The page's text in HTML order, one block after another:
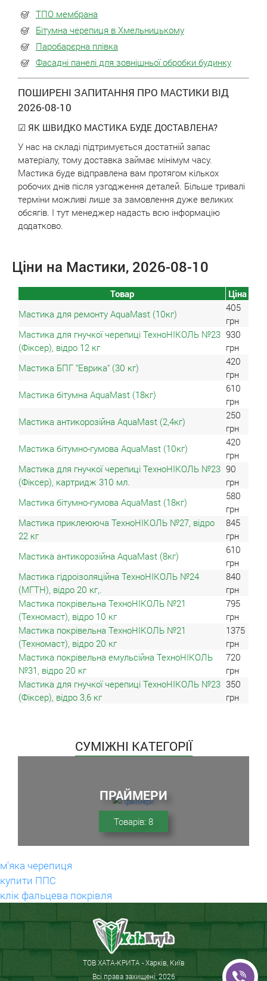
ТПО мембрана
Бітумна черепиця в Хмельницькому
Паробарєрна плівка
Фасадні панелі для зовнішньої обробки будинку
ПОШИРЕНІ ЗАПИТАННЯ ПРО МАСТИКИ ВІД
2026-08-10
☑ ЯК ШВИДКО МАСТИКА БУДЕ ДОСТАВЛЕНА?
У нас на складі підтримується достатній запас
матеріалу, тому доставка займає мінімум часу.
Мастика буде відправлена вам протягом кількох
робочих днів після узгодження деталей. Більше тривалі
терміни можливі лише за замовлення дуже великих
обсягів. І тут менеджер надасть всю інформацію
додатково.
Ціни на Мастики, 2026-08-10
Товар
Ціна
Мастика для ремонту AquaMast (10кг)
405
грн
Мастика для гнучкої черепиці ТехноНІКОЛЬ №23
(Фіксер), відро 12 кг
930
грн
Мастика БПГ "Еврика" (30 кг)
420
грн
Мастика бітумна AquaMast (18кг)
610
грн
Мастика антикорозійна AquaMast (2,4кг)
250
грн
Мастика бітумно-гумова AquaMast (10кг)
420
грн
Мастика для гнучкої черепиці ТехноНІКОЛЬ №23
(Фіксер), картридж 310 мл.
90
грн
Мастика бітумно-гумова AquaMast (18кг)
580
грн
Мастика приклеююча ТехноНІКОЛЬ №27, відро
22 кг
845
грн
Мастика антикорозійна AquaMast (8кг)
610
грн
Мастика гідроізоляційна ТехноНІКОЛЬ №24
(МГТН), відро 20 кг,.
840
грн
Мастика покрівельна ТехноНІКОЛЬ №21
(Техномаст), відро 10 кг
795
грн
Мастика покрівельна ТехноНІКОЛЬ №21
(Техномаст), відро 20 кг
1375
грн
Мастика покрівельна емульсійна ТехноНІКОЛЬ
№31, відро 20 кг
720
грн
Мастика для гнучкої черепиці ТехноНІКОЛЬ №23
(Фіксер), відро 3,6 кг
350
грн
СУМІЖНІ КАТЕГОРІЇ
ПРАЙМЕРИ
Товарів: 8
м'яка черепиця
купити ППС
клік фальцева покрівля
ТОВ ХАТА-КРИТА - Харків, Київ
Всі права захищені, 2026